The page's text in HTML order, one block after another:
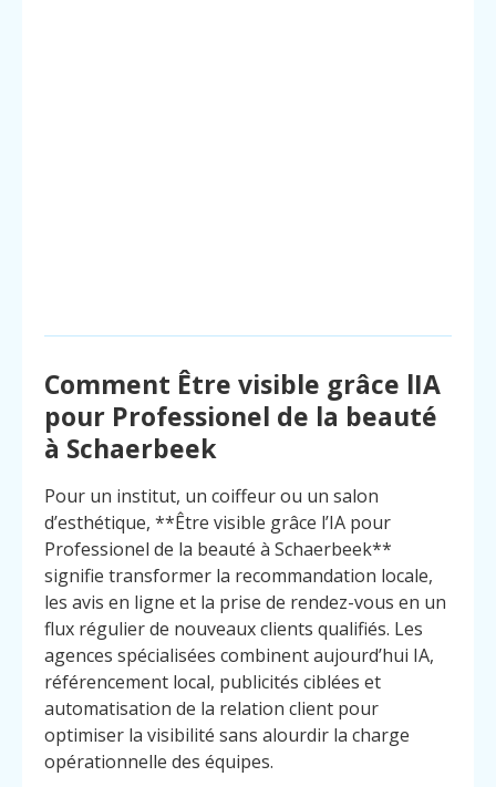
Comment Être visible grâce lIA
pour Professionel de la beauté
à Schaerbeek
Pour un institut, un coiffeur ou un salon
d’esthétique, **Être visible grâce l’IA pour
Professionel de la beauté à Schaerbeek**
signifie transformer la recommandation locale,
les avis en ligne et la prise de rendez-vous en un
flux régulier de nouveaux clients qualifiés. Les
agences spécialisées combinent aujourd’hui IA,
référencement local, publicités ciblées et
automatisation de la relation client pour
optimiser la visibilité sans alourdir la charge
opérationnelle des équipes.